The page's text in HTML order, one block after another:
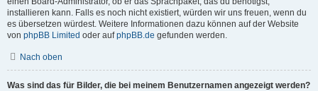
installieren kann. Falls es noch nicht existiert, würden wir uns freuen, wenn du
es übersetzen würdest. Weitere Informationen dazu können auf der Website
von phpBB Limited oder aufphpBB.de gefunden werden.
Nach oben
Was sind das für Bilder, die bei meinem Benutzernamen angezeigt werden?